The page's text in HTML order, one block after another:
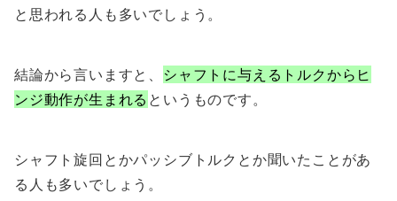
と思われる人も多いでしょう。
結論から言いますと、 シャフトに与えるトルクからヒ
ンジ動作が生まれる というものです。
シャフト旋回とかパッシブトルクとか聞いたことがあ
る人も多いでしょう。